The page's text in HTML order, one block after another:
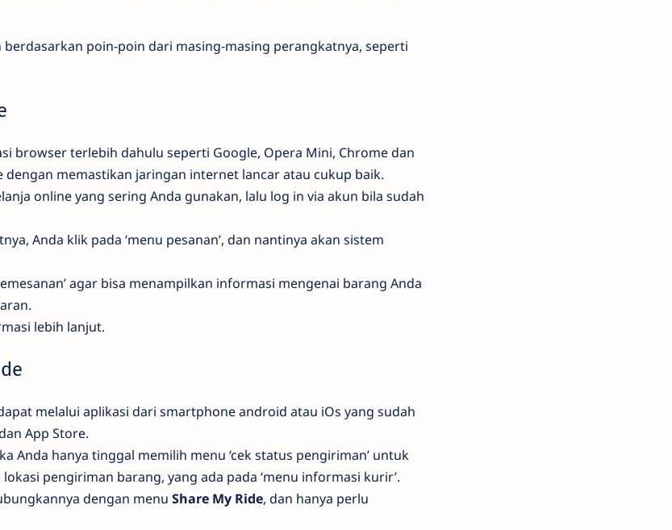
poin-poin dari masing-masing perangkatnya, seperti
browser terlebih dahulu seperti Google, Opera Mini, Chrome dan
memastikan jaringan internet lancar atau cukup baik.
online yang sering Anda gunakan, lalu log in via akun bila sudah
Anda klik pada ‘menu pesanan’, dan nantinya akan sistem
agar bisa menampilkan informasi mengenai barang Anda
lebih lanjut.
melalui aplikasi dari smartphone android atau iOs yang sudah
App Store.
Anda hanya tinggal memilih menu ‘cek status pengiriman’ untuk
pengiriman barang, yang ada pada ‘menu informasi kurir’.
dengan menu Share My Ride, dan hanya perlu